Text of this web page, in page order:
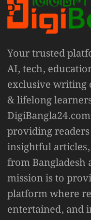
Your trusted
AI, tech,
exclusive writing
& lifelong
providing
insightful
from
mission is to
platform where
entertained, and